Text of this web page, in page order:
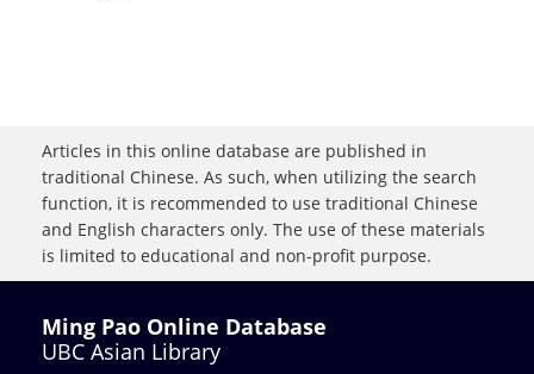
Articles in this online database are published in
traditional Chinese. As such, when utilizing the search
function, it is recommended to use traditional Chinese
and English characters only. The use of these materials
is limited to educational and non-profit purpose.
Ming Pao Online Database
UBC Asian Library